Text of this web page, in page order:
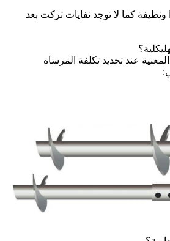
ونظيفة كما لا توجد نفايات تركت بعد
عند تحديد تكلفة المرساة